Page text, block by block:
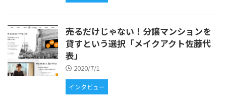
売るだけじゃない！分譲マンションを
貸すという選択「メイクアクト佐藤代
表」
2020/7/1
インタビュー